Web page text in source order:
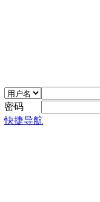
密码
快捷导航